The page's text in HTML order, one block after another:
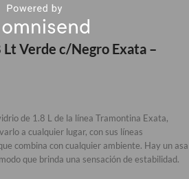
Verde c/Negro Exata –
de 1.8 L de la línea Tramontina Exata,
a cualquier lugar, con sus líneas
combina con cualquier ambiente. Hay un asa
que brinda una sensación de estabilidad.